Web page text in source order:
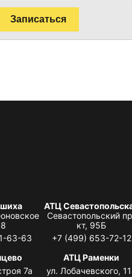
Записаться
63-63
АТЦ
Севастопольский
кт, 95Б
+7 (499) 653-72-12
7а
АТЦ Раменки
ул. Лобачевского,